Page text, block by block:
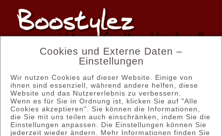
Email: kontakt@boostylez.de
Tel.: 03628 58 58 35
© Copyright 2012 - 2026 | Boostylez
Cookies und Externe Daten –
Einstellungen
Wir nutzen Cookies auf dieser Website. Einige von
ihnen sind essenziell, während andere helfen, diese
Website und das Nutzererlebnis zu verbessern.
Wenn es für Sie in Ordnung ist, klicken Sie auf "Alle
Cookies akzeptieren". Sie können die Informationen,
die Sie mit uns teilen auch einschränken, indem Sie die
Einstellungen anpassen. Die Einstellungen können Sie
jederzeit wieder ändern. Mehr Informationen finden Sie